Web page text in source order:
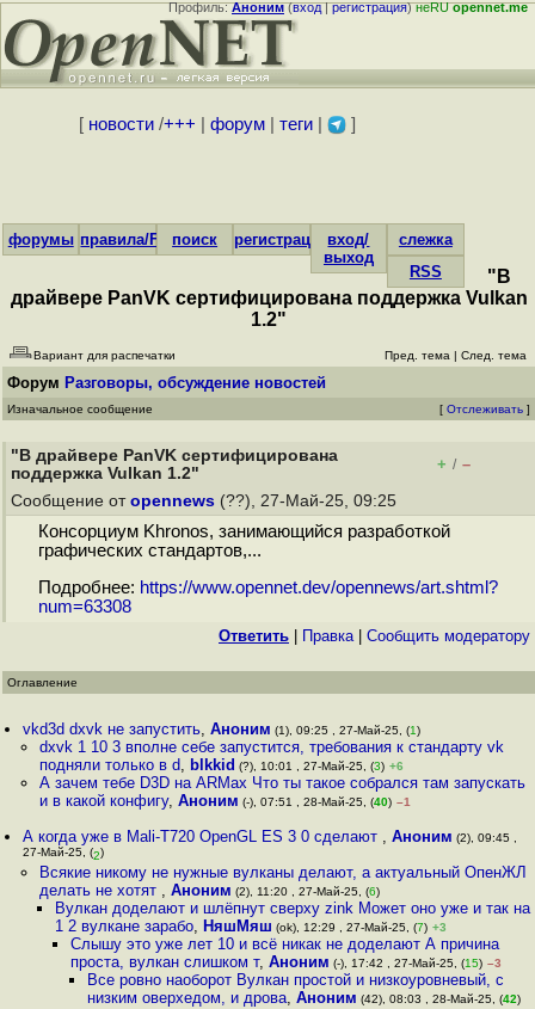
Профиль:Аноним(вход|регистрация)неRUopennet.me
[ новости/+++ форум| теги| ]
форумы правила/FAQпоиск регистрациявход/
выход
слежка
RSS
"В
драйвере PanVK сертифицирована поддержка Vulkan
1.2"
Вариант для распечатки Пред. тема | След. тема
Форум Разговоры, обсуждение новостей
Изначальное сообщение [ Отслеживать ]
"В драйвере PanVK сертифицирована
поддержка Vulkan 1.2"
+ / –
Сообщение от opennews (??), 27-Май-25, 09:25
Консорциум Khronos, занимающийся разработкой
графических стандартов,...
Подробнее: https://www.opennet.dev/opennews/art.shtml?
num=63308
Ответить Правка| Cообщить модератору
Оглавление
vkd3d dxvk не запустить,Аноним (1), 09:25 , 27-Май-25, (1)
dxvk 1 10 3 вполне себе запустится, требования к стандарту vk
подняли только в d, blkkid (?), 10:01 , 27-Май-25, (3) +6
А зачем тебе D3D на ARMах Что ты такое собрался там запускать
и в какой конфигу, Аноним (-), 07:51 , 28-Май-25, (40) –1
А когда уже в Mali-T720 OpenGL ES 3 0 сделают ,Аноним (2), 09:45 ,
27-Май-25, (2)
Всякие никому не нужные вулканы делают, а актуальный ОпенЖЛ
делать не хотят , Аноним (2), 11:20 , 27-Май-25, (6)
Вулкан доделают и шлёпнут сверху zink Может оно уже и так на
1 2 вулкане зарабо, НяшМяш (ok), 12:29 , 27-Май-25, (7) +3
Слышу это уже лет 10 и всё никак не доделают А причина
проста, вулкан слишком т,Аноним (-), 17:42 , 27-Май-25, (15) –3
Все ровно наоборот Вулкан простой и низкоуровневый, с
низким оверхедом, и дрова, Аноним (42), 08:03 , 28-Май-25, (42)